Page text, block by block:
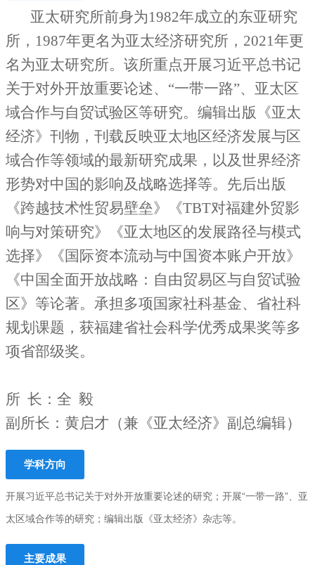
亚太研究所前身为1982年成立的东亚研究
所，1987年更名为亚太经济研究所，2021年更
名为亚太研究所。该所重点开展习近平总书记
关于对外开放重要论述、“一带一路”、亚太区
域合作与自贸试验区等研究。编辑出版《亚太
经济》刊物，刊载反映亚太地区经济发展与区
域合作等领域的最新研究成果，以及世界经济
形势对中国的影响及战略选择等。先后出版
《跨越技术性贸易壁垒》《TBT对福建外贸影
响与对策研究》《亚太地区的发展路径与模式
选择》《国际资本流动与中国资本账户开放》
《中国全面开放战略：自由贸易区与自贸试验
区》等论著。 承担多项国家社科基金、省社科
规划课题，获福建省社会科学优秀成果奖等多
项省部级奖。
所 长：全 毅
副所长：黄启才（兼《亚太经济》副总编辑）
学科方向
开展习近平总书记关于对外开放重要论述的研究；开展“一带一路”、亚
太区域合作等的研究；编辑出版《亚太经济》杂志等。
主要成果